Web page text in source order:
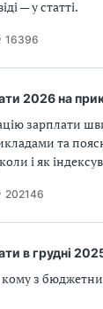
— у статті.
16396
2026 на
зарплати
та
і як
202146
в грудні
з